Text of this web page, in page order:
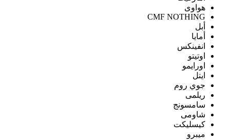
هواوى
CMF NOTHING
أبل
أمايا
انفينكس
اوتيتو
اورايمو
ايتل
جوي روم
ريلمى
سامسونج
شاومى
كيسليكت
ميبرو